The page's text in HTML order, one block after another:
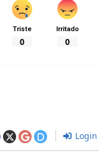
Triste
0
Irritado
0
Login